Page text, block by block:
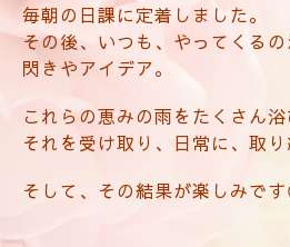
毎朝の日課に定着しました。
その後、いつも、やってくるの
閃きやアイデア。
これらの恵みの雨をたくさん浴
それを受け取り、日常に、取り
そして、その結果が楽しみで